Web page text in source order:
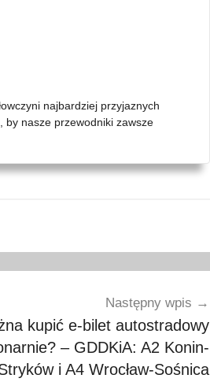
najbardziej przyjaznych
by nasze przewodniki zawsze
Następny wpis
kupić e-bilet autostradowy
– GDDKiA: A2 Konin-
i A4 Wrocław-Sośnica